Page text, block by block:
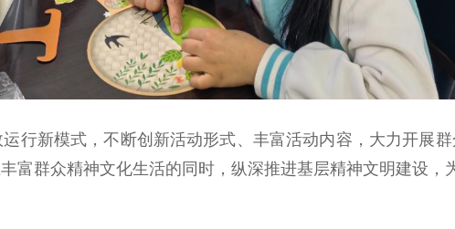
新模式，不断创新活动形式、丰富活动内容，大力开展
富群众精神文化生活的同时，纵深推进基层精神文明建设，